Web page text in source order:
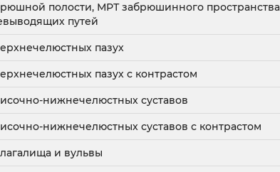
полости, МРТ забрюшинного
путей
пазух
пазух с контрастом
нижнечелюстных суставов
нижнечелюстных суставов с контрастом
и вульвы